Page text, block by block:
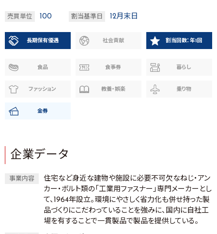
売買単位 100 割当基準日 12月末日
長期保有優遇 社会貢献 割当回数：年1回
食品 食事券 暮らし
ファッション 教養・娯楽 乗り物
金券
企業データ
事業内容
住宅など身近な建物や施設に必要不可欠なねじ・アン
カー・ボルト類の「工業用ファスナー」専門メーカーとし
て、1964年設立。環境にやさしく省力化も併せ持った製
品づくりにこだわっていることを強みに、国内に自社工
場を有することで一貫製品で製品を提供している。